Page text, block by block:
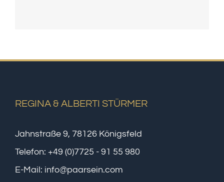
REGINA & ALBERTI STÜRMER
Jahnstraße 9, 78126 Königsfeld
Telefon: +49 (0)7725 - 91 55 980
E-Mail: info@paarsein.com